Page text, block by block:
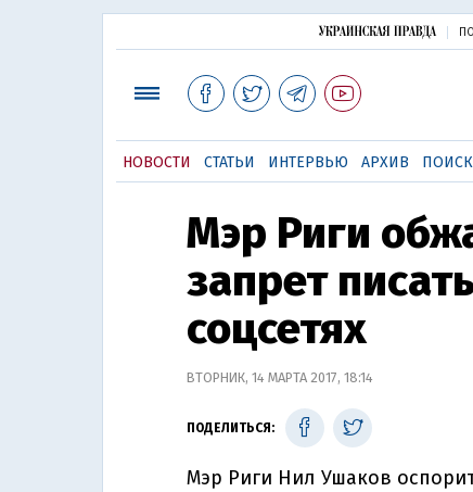
НОВОСТИ СТАТЬИ ИНТЕРВЬЮ АРХИВ ПОИСК
Мэр Риги
запрет
соцсетях
ВТОРНИК, 14 МАРТА 2017, 18:14
ПОДЕЛИТЬСЯ:
Мэр Риги Нил Ушаков